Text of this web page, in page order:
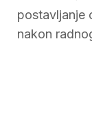
postavljanje
nakon